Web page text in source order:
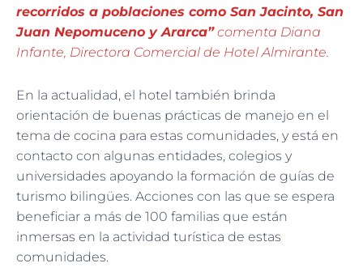
recorridos a poblaciones como San Jacinto, San
Juan Nepomuceno y Ararca”comenta Diana
Infante, Directora Comercial de Hotel Almirante.
En la actualidad, el hotel también brinda
orientación de buenas prácticas de manejo en el
tema de cocina para estas comunidades, y está en
contacto con algunas entidades, colegios y
universidades apoyando la formación de guías de
turismo bilingües. Acciones con las que se espera
beneficiar a más de 100 familias que están
inmersas en la actividad turística de estas
comunidades.